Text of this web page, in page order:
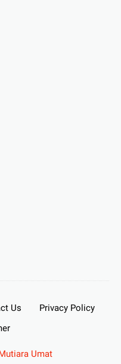
Us
Privacy Policy
Umat